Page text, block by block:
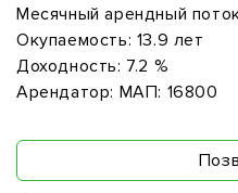
Месячный арендный
Окупаемость: 13.9 лет
Доходность: 7.2 %
Арендатор: МАП: 16800